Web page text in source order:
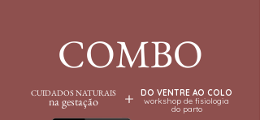
COMBO
CUIDADOS NATURAIS
na gestação + DO VENTRE AO COLO
workshop de fisiologia
do parto